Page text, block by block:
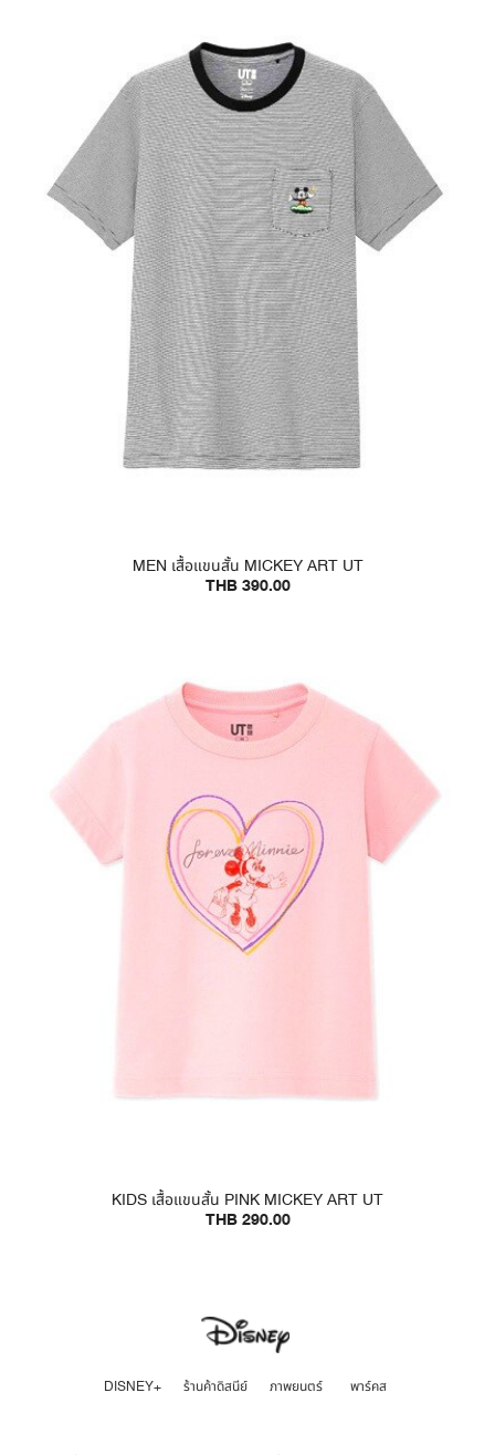
MEN เสื้อแขนสั้น MICKEY ART UT
THB 390.00
KIDS เสื้อแขนสั้น PINK MICKEY ART UT
THB 290.00
DISNEY+ ร้านค้าดิสนีย์ ภาพยนตร์ พาร์คส